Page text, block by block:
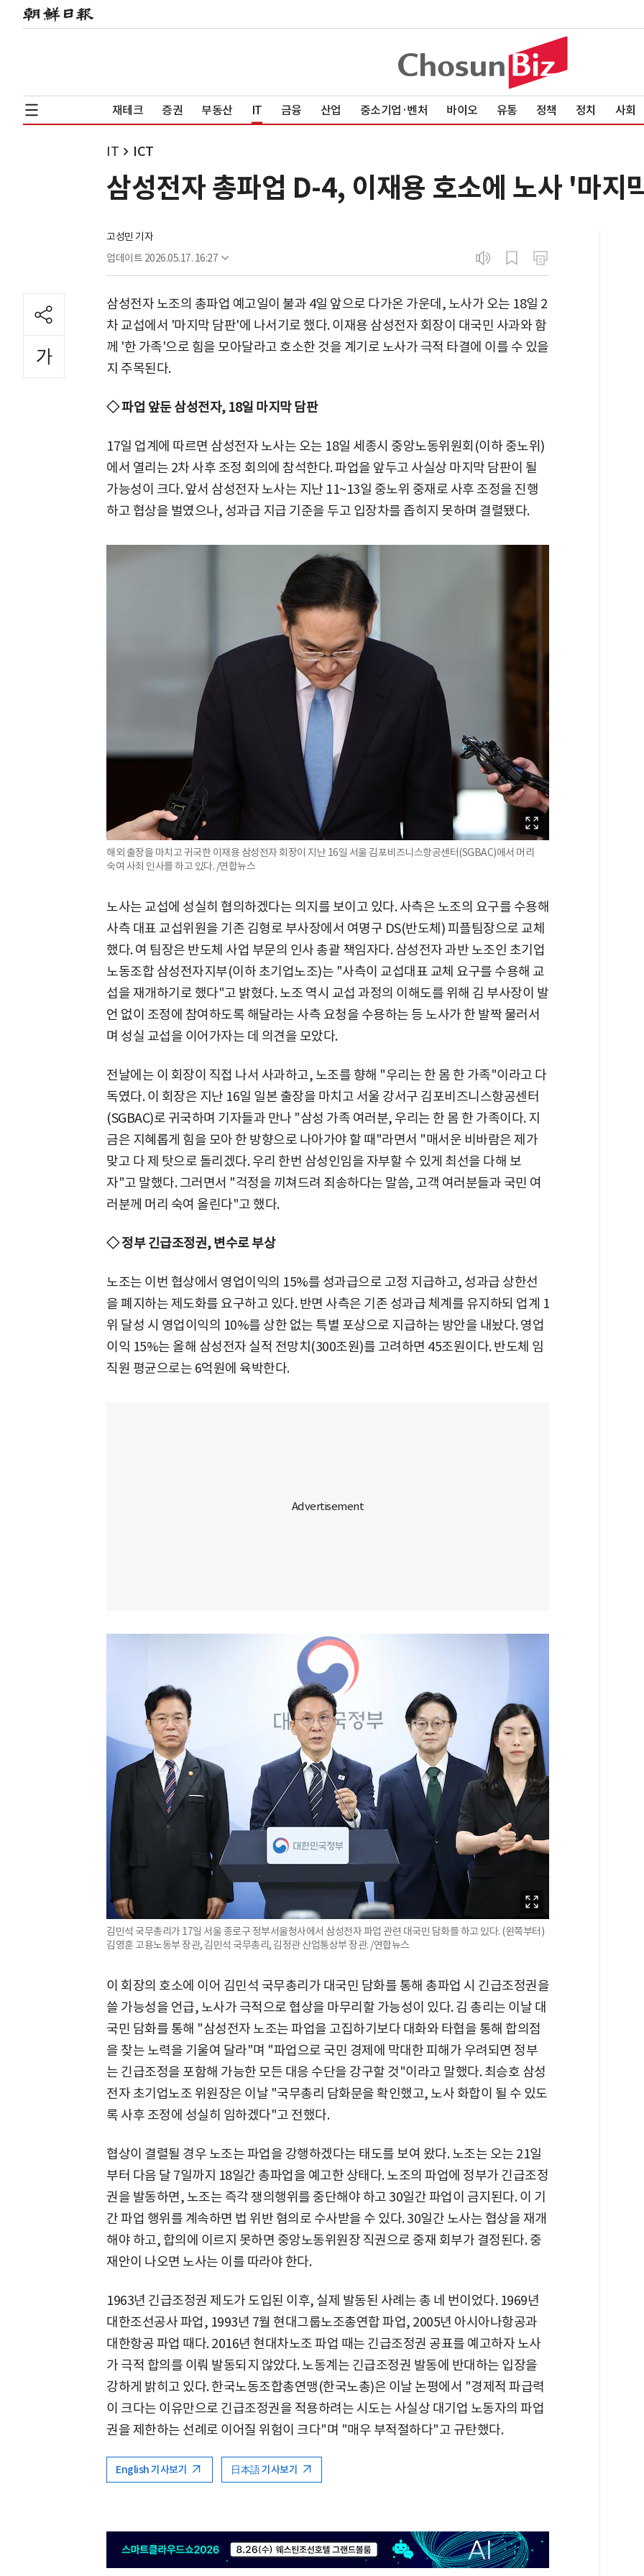
재테크 증권 부동산 IT 금융 산업 중소기업·벤처 바이오 유통 정책 정치 사회
IT ICT
삼성전자 총파업 D-4, 이재용 호소에 노사 '마지
고성민 기자
업데이트 2026.05.17. 16:27
삼성전자 노조의 총파업 예고일이 불과 4일 앞으로 다가온 가운데, 노사가 오는 18일 2
차 교섭에서 '마지막 담판'에 나서기로 했다. 이재용 삼성전자 회장이 대국민 사과와 함
께 '한 가족'으로 힘을 모아달라고 호소한 것을 계기로 노사가 극적 타결에 이를 수 있을
지 주목된다.
◇ 파업 앞둔 삼성전자, 18일 마지막 담판
17일 업계에 따르면 삼성전자 노사는 오는 18일 세종시 중앙노동위원회(이하 중노위)
에서 열리는 2차 사후 조정 회의에 참석한다. 파업을 앞두고 사실상 마지막 담판이 될
가능성이 크다. 앞서 삼성전자 노사는 지난 11~13일 중노위 중재로 사후 조정을 진행
하고 협상을 벌였으나, 성과급 지급 기준을 두고 입장차를 좁히지 못하며 결렬됐다.
해외 출장을 마치고 귀국한 이재용 삼성전자 회장이 지난 16일 서울 김포비즈니스항공센터(SGBAC)에서 머리
숙여 사죄 인사를 하고 있다. /연합뉴스
노사는 교섭에 성실히 협의하겠다는 의지를 보이고 있다. 사측은 노조의 요구를 수용해
사측 대표 교섭위원을 기존 김형로 부사장에서 여명구 DS(반도체) 피플팀장으로 교체
했다. 여 팀장은 반도체 사업 부문의 인사 총괄 책임자다. 삼성전자 과반 노조인 초기업
노동조합 삼성전자지부(이하 초기업노조)는 "사측이 교섭대표 교체 요구를 수용해 교
섭을 재개하기로 했다"고 밝혔다. 노조 역시 교섭 과정의 이해도를 위해 김 부사장이 발
언 없이 조정에 참여하도록 해달라는 사측 요청을 수용하는 등 노사가 한 발짝 물러서
며 성실 교섭을 이어가자는 데 의견을 모았다.
전날에는 이 회장이 직접 나서 사과하고, 노조를 향해 "우리는 한 몸 한 가족"이라고 다
독였다. 이 회장은 지난 16일 일본 출장을 마치고 서울 강서구 김포비즈니스항공센터
(SGBAC)로 귀국하며 기자들과 만나 "삼성 가족 여러분, 우리는 한 몸 한 가족이다. 지
금은 지혜롭게 힘을 모아 한 방향으로 나아가야 할 때"라면서 "매서운 비바람은 제가
맞고 다 제 탓으로 돌리겠다. 우리 한번 삼성인임을 자부할 수 있게 최선을 다해 보
자"고 말했다. 그러면서 "걱정을 끼쳐드려 죄송하다는 말씀, 고객 여러분들과 국민 여
러분께 머리 숙여 올린다"고 했다.
◇ 정부 긴급조정권, 변수로 부상
노조는 이번 협상에서 영업이익의 15%를 성과급으로 고정 지급하고, 성과급 상한선
을 폐지하는 제도화를 요구하고 있다. 반면 사측은 기존 성과급 체계를 유지하되 업계 1
위 달성 시 영업이익의 10%를 상한 없는 특별 포상으로 지급하는 방안을 내놨다. 영업
이익 15%는 올해 삼성전자 실적 전망치(300조원)를 고려하면 45조원이다. 반도체 임
직원 평균으로는 6억원에 육박한다.
김민석 국무총리가 17일 서울 종로구 정부서울청사에서 삼성전자 파업 관련 대국민 담화를 하고 있다. (왼쪽부터)
김영훈 고용노동부 장관, 김민석 국무총리, 김정관 산업통상부 장관. /연합뉴스
이 회장의 호소에 이어 김민석 국무총리가 대국민 담화를 통해 총파업 시 긴급조정권을
쓸 가능성을 언급, 노사가 극적으로 협상을 마무리할 가능성이 있다. 김 총리는 이날 대
국민 담화를 통해 "삼성전자 노조는 파업을 고집하기보다 대화와 타협을 통해 합의점
을 찾는 노력을 기울여 달라"며 "파업으로 국민 경제에 막대한 피해가 우려되면 정부
는 긴급조정을 포함해 가능한 모든 대응 수단을 강구할 것"이라고 말했다. 최승호 삼성
전자 초기업노조 위원장은 이날 "국무총리 담화문을 확인했고, 노사 화합이 될 수 있도
록 사후 조정에 성실히 임하겠다"고 전했다.
협상이 결렬될 경우 노조는 파업을 강행하겠다는 태도를 보여 왔다. 노조는 오는 21일
부터 다음 달 7일까지 18일간 총파업을 예고한 상태다. 노조의 파업에 정부가 긴급조정
권을 발동하면, 노조는 즉각 쟁의행위를 중단해야 하고 30일간 파업이 금지된다. 이 기
간 파업 행위를 계속하면 법 위반 혐의로 수사받을 수 있다. 30일간 노사는 협상을 재개
해야 하고, 합의에 이르지 못하면 중앙노동위원장 직권으로 중재 회부가 결정된다. 중
재안이 나오면 노사는 이를 따라야 한다.
1963년 긴급조정권 제도가 도입된 이후, 실제 발동된 사례는 총 네 번이었다. 1969년
대한조선공사 파업, 1993년 7월 현대그룹노조총연합 파업, 2005년 아시아나항공과
대한항공 파업 때다. 2016년 현대차노조 파업 때는 긴급조정권 공표를 예고하자 노사
가 극적 합의를 이뤄 발동되지 않았다. 노동계는 긴급조정권 발동에 반대하는 입장을
강하게 밝히고 있다. 한국노동조합총연맹(한국노총)은 이날 논평에서 "경제적 파급력
이 크다는 이유만으로 긴급조정권을 적용하려는 시도는 사실상 대기업 노동자의 파업
권을 제한하는 선례로 이어질 위험이 크다"며 "매우 부적절하다"고 규탄했다.
English 기사보기 日本語 기사보기